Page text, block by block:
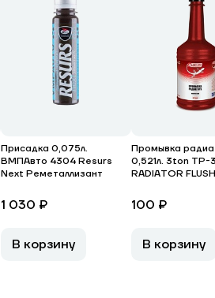
Присадка 0,075л.
ВМПАвто 4304 Resurs
Next Реметаллизант
1 030 ₽
В корзину
Промывка
0,521л. 3ton ТР-
RADIATOR FLUSH
100 ₽
В корзину